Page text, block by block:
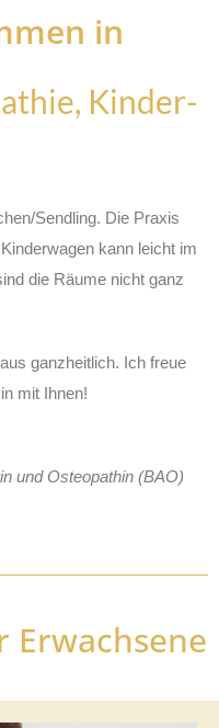
in
Kinder-
Sendling. Die Praxis
kann leicht im
die Räume nicht ganz
ganzheitlich. Ich freue
mit Ihnen!
und Osteopathin (BAO)
Erwachsene